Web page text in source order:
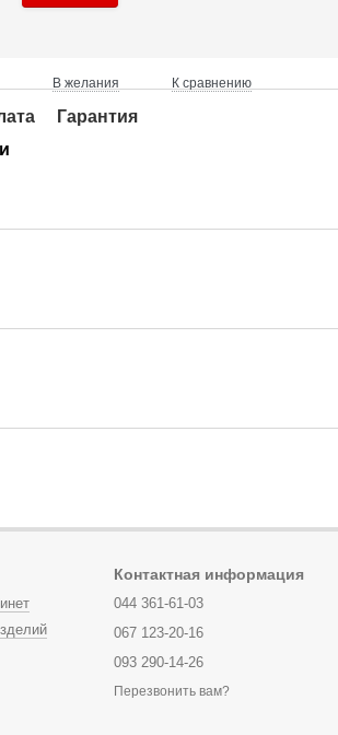
В желания К сравнению
Гарантия
Контактная информация
044 361-61-03
067 123-20-16
093 290-14-26
Перезвонить вам?